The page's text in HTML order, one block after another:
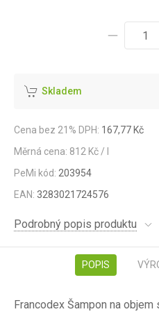
Skladem
Cena bez 21% DPH: 167,77 Kč
Měrná cena: 812 Kč / l
PeMi kód: 203954
EAN: 3283021724576
Podrobný popis produktu
POPIS
Francodex Šampon na